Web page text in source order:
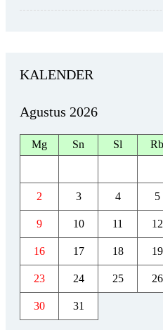
KALENDER
Agustus 2026
Mg Sn Sl Rb
2 3 4 5
9 10 11 12
16 17 18 19
23 24 25 26
30 31